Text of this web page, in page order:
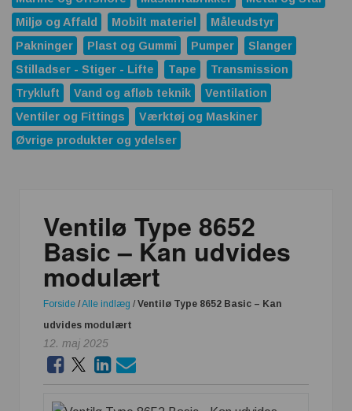
Miljø og Affald
Mobilt materiel
Måleudstyr
Pakninger
Plast og Gummi Pumper
Slanger
Stilladser - Stiger - Lifte
Tape
Transmission
Trykluft
Vand og afløb teknik
Ventilation
Ventiler og Fittings
Værktøj og Maskiner
Øvrige produkter og ydelser
Ventilø Type 8652
Basic – Kan udvides
modulært
Forside /Alle indlæg / Ventilø Type 8652 Basic – Kan
udvides modulært
12. maj 2025